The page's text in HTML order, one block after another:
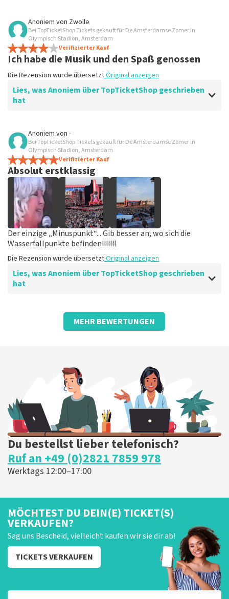
Bewertung von Anoniem über
Prima
Die Erfahrung mit Top Ticket Shop ist großartig, keine
Kommentare zu
Anoniem von Zwolle
Bei TopTicketShop Tickets gekauft für De Amsterdamse Zomer in
Olympisch Stadion, Amsterdam
Verifizierter Kauf
Ich habe die Musik und den Spaß genossen
Die Rezension wurde übersetztOriginal anzeigen
Lies, was Anoniem über TopTicketShop geschrieben
hat
Bewertung von Anoniem über
Einfach gut
Die Rezension wurde übersetzt
Anoniem von -
Bei TopTicketShop Tickets gekauft für De Amsterdamse Zomer in
Olympisch Stadion, Amsterdam
Verifizierter Kauf
Absolut erstklassig
Der einzige „Minuspunkt“... Gib besser an, wo sich die
Wasserfallpunkte befinden!!!!!!!
Die Rezension wurde übersetztOriginal anzeigen
Lies, was Anoniem über TopTicketShop geschrieben
hat
Bewertung von Anoniem überTopTicketShop
Original anzeigen
MEHR BEWERTUNGEN
Du bestellst lieber telefonisch?
Ruf an +49 (0)2821 7859 978
Werktags 12:00–17:00
MÖCHTEST DU DEIN(E) TICKET(S)
VERKAUFEN?
Sag uns Bescheid, vielleicht kaufen wir sie dir ab!
TICKETS VERKAUFEN